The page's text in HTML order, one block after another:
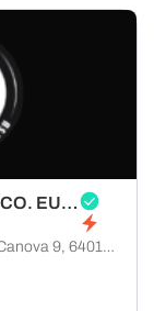
FN FIGHT CO. EUROPA
Via Antonio Canova 9, 64016 Sant'Egidio alla Vibrata provincia di Teramo, Italia